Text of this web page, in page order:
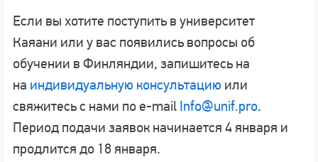
Если вы хотите поступить в университет
Каяани или у вас появились вопросы об
обучении в Финляндии, запишитесь на
на индивидуальную консультацию или
свяжитесь с нами по e-mail Info@unif.pro.
Период подачи заявок начинается 4 января и
продлится до 18 января.